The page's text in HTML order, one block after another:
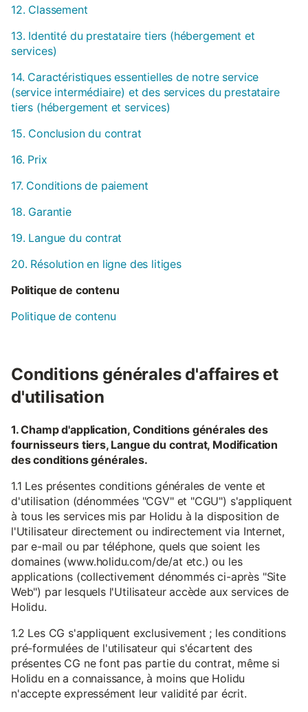
12. Classement
13. Identité du prestataire tiers (hébergement et
services)
14. Caractéristiques essentielles de notre service
(service intermédiaire) et des services du prestataire
tiers (hébergement et services)
15. Conclusion du contrat
16. Prix
17. Conditions de paiement
18. Garantie
19. Langue du contrat
20. Résolution en ligne des litiges
Politique de contenu
Politique de contenu
Conditions générales d'affaires et
d'utilisation
1. Champ d'application, Conditions générales des
fournisseurs tiers, Langue du contrat, Modification
des conditions générales.
1.1 Les présentes conditions générales de vente et
d'utilisation (dénommées "CGV" et "CGU") s'appliquent
à tous les services mis par Holidu à la disposition de
l'Utilisateur directement ou indirectement via Internet,
par e-mail ou par téléphone, quels que soient les
domaines (www.holidu.com/de/at etc.) ou les
applications (collectivement dénommés ci-après "Site
Web") par lesquels l'Utilisateur accède aux services de
Holidu.
1.2 Les CG s'appliquent exclusivement ; les conditions
pré-formulées de l'utilisateur qui s'écartent des
présentes CG ne font pas partie du contrat, même si
Holidu en a connaissance, à moins que Holidu
n'accepte expressément leur validité par écrit.